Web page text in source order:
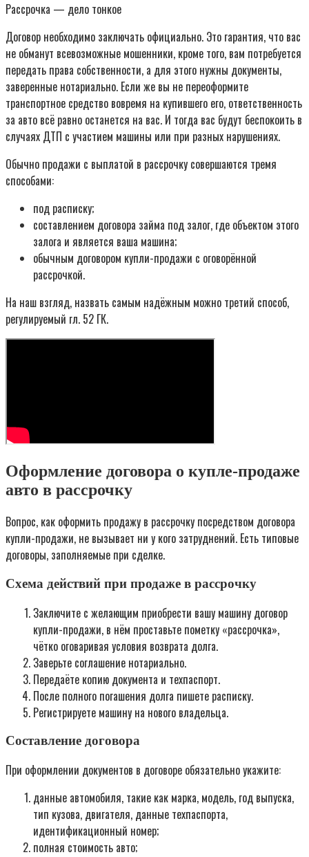
Рассрочка — дело тонкое
Договор необходимо заключать официально. Это гарантия, что вас
не обманут всевозможные мошенники, кроме того, вам потребуется
передать права собственности, а для этого нужны документы,
заверенные нотариально. Если же вы не переоформите
транспортное средство вовремя на купившего его, ответственность
за авто всё равно останется на вас. И тогда вас будут беспокоить в
случаях ДТП с участием машины или при разных нарушениях.
Обычно продажи с выплатой в рассрочку совершаются тремя
способами:
под расписку;
составлением договора займа под залог, где объектом этого
залога и является ваша машина;
обычным договором купли-продажи с оговорённой
рассрочкой.
На наш взгляд, назвать самым надёжным можно третий способ,
регулируемый гл. 52 ГК.
Оформление договора о купле-продаже
авто в рассрочку
Вопрос, как оформить продажу в рассрочку посредством договора
купли-продажи, не вызывает ни у кого затруднений. Есть типовые
договоры, заполняемые при сделке.
Схема действий при продаже в рассрочку
Заключите с желающим приобрести вашу машину договор
купли-продажи, в нём проставьте пометку «рассрочка»,
чётко оговаривая условия возврата долга.
Заверьте соглашение нотариально.
Передаёте копию документа и техпаспорт.
После полного погашения долга пишете расписку.
Регистрируете машину на нового владельца.
Составление договора
При оформлении документов в договоре обязательно укажите:
данные автомобиля, такие как марка, модель, год выпуска,
тип кузова, двигателя, данные техпаспорта,
идентификационный номер;
полная стоимость авто;